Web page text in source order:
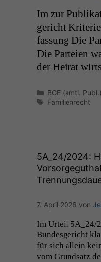
Im zur
gericht
fas­sung Die
Die Parteien
der Heirat
Kategorien
BGE (amtl. Publ.)
Schlagwörter
Familienrecht
5A_24/2024:
7. April 2026 von
Im Urteil 5A_24/
Bun­des­gericht
für sich allein
vom Grund­satz